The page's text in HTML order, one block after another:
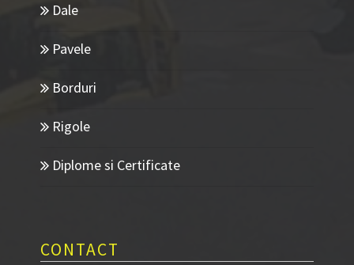
Dale
Pavele
Borduri
Rigole
Diplome si Certificate
CONTACT